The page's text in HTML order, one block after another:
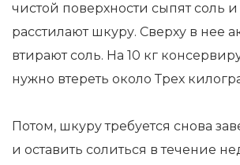
чистой поверхности сыпят соль
расстилают шкуру. Сверху в нее
втирают соль. На 10 кг
нужно втереть около Трех
Потом, шкуру требуется снова
и оставить солиться в течение